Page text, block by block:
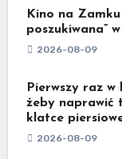
Kino na Zamku
poszukiwana”
2026-08-09
Pierwszy raz
żeby naprawić
klatce
2026-08-09